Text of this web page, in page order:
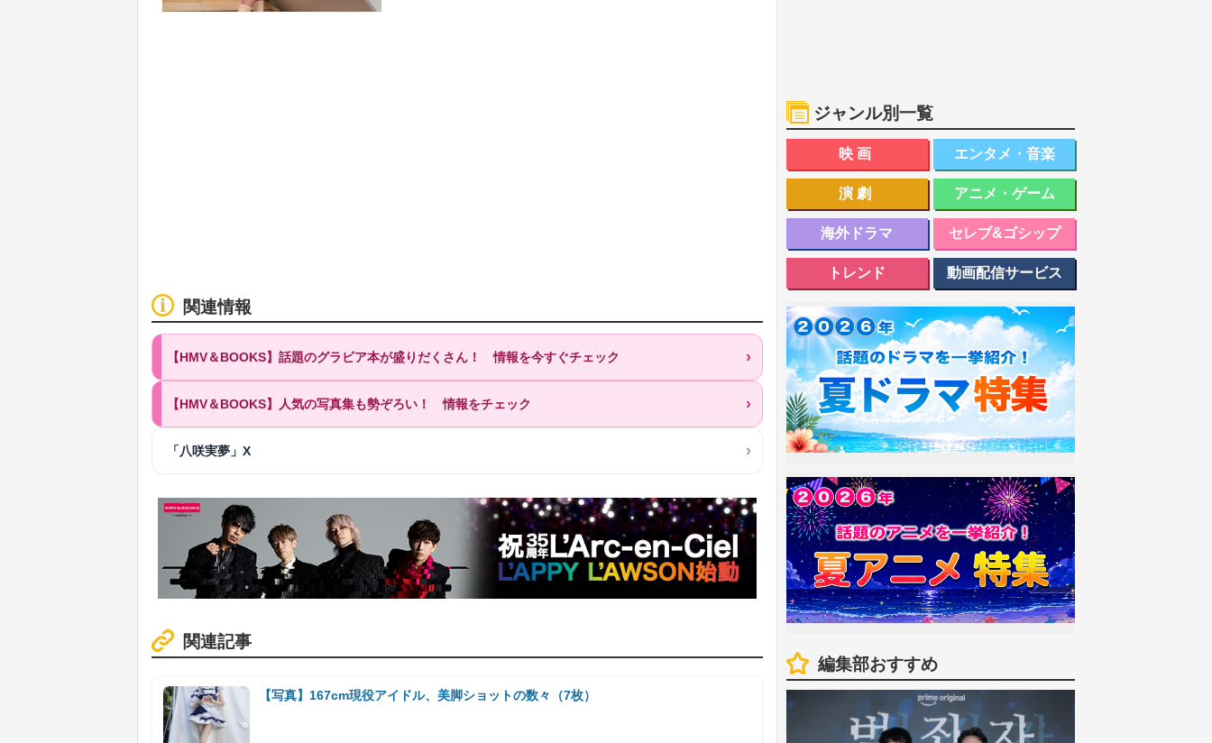
関連情報
【HMV＆BOOKS】話題のグラビア本が盛りだくさん！ 情報を今すぐチェック
【HMV＆BOOKS】人気の写真集も勢ぞろい！ 情報をチェック
「八咲実夢」X
関連記事
【写真】167cm現役アイドル、美脚ショットの数々（7枚）
ジャンル別一覧
映画 エンタメ・音楽
演劇 アニメ・ゲーム
海外ドラマ セレブ&ゴシップ
トレンド 動画配信サービス
編集部おすすめ